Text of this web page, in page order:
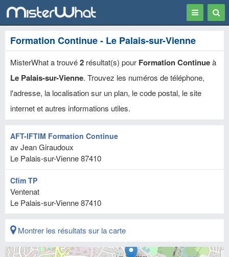
Toggle
Formation Continue - Le Palais-sur-Vienne
MisterWhat a trouvé2 résultat(s) pour Formation Continueà
Le Palais-sur-Vienne. Trouvez les numéros de téléphone,
l'adresse, la localisation sur un plan, le code postal, le site
internet et autres informations utiles.
AFT-IFTIM Formation Continue
av Jean Giraudoux
Le Palais-sur-Vienne87410
Cfim TP
Ventenat
Le Palais-sur-Vienne87410
Montrer les résultats sur la carte